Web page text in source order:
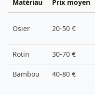
Matériau Prix moyen
Osier 20-50 €
Rotin 30-70 €
Bambou 40-80 €